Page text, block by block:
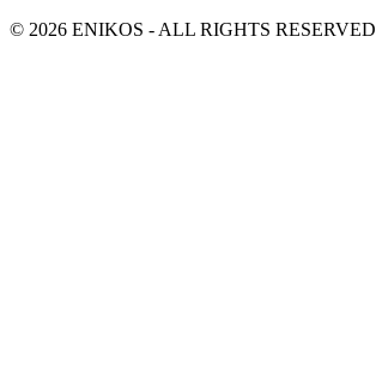
© 2026 ENIKOS - ALL RIGHTS RESERVED